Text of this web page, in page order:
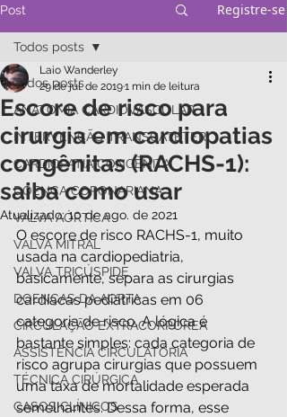
Post Registre-se
Todos posts
ANATOMIA CARDIOVASCULAR
INTERVENÇÃO TRANSCATETER
CARDIOPATIA CONGÊNITA
DOENÇA CORONARIANA
VALVA AÓRTICA
VALVA MITRAL
VALVA TRICÚSPIDE
DOENÇAS DA AORTA
CIRCULAÇÃO EXTRACORPÓREA
ASSISTÊNCIA CIRCULATÓRIA
TÉCNICA CIRÚRGICA
CASOS CLÍNICOS
Todos posts
Escore de risco para
cirurgia em cardiopatias
congênitas (RACHS-1):
saiba como usar
Laio Wanderley
29 de jul. de 20191 min de leitura
Atualizado:10 de ago. de 2021
O escore de risco RACHS-1, muito
usada na cardiopediatria,
basicamente, separa as cirurgias
cardíacas pediátricas em 06
categoria de risco. A lógica é
bastante simples: cada categoria de
risco agrupa cirurgias que possuem
uma taxa de mortalidade esperada
semelhantes. Dessa forma, esse